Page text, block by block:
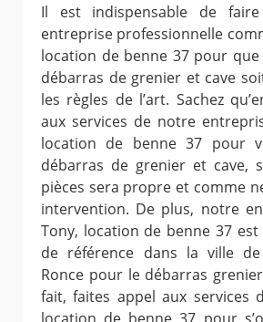
Il est indispensable de
entreprise professionnelle
location de benne 37 pour
débarras de grenier et cave
les règles de l’art. Sachez
aux services de notre
location de benne 37 pour
débarras de grenier et cave,
pièces sera propre et comme
intervention. De plus, notre
Tony, location de benne 37
de référence dans la ville
Ronce pour le débarras
fait, faites appel aux services